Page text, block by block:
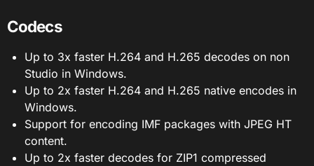
Codecs
Up to 3x faster H.264 and H.265 decodes on non
Studio in Windows.
Up to 2x faster H.264 and H.265 native encodes in
Windows.
Support for encoding IMF packages with JPEG HT
content.
Up to 2x faster decodes for ZIP1 compressed